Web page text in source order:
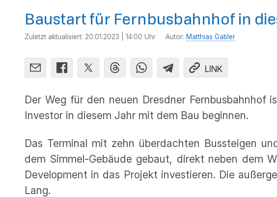
Baustart für Fernbusbahnhof in
Zuletzt aktualisiert: 20.01.2023 | 14:00 Uhr Autor: Matthias Gabler
LINK
Der Weg für den neuen Dresdner
Investor in diesem Jahr mit dem Bau beginnen.
Das Terminal mit zehn überdachten Bussteigen
dem Simmel-Gebäude gebaut, direkt neben dem
Development in das Projekt investieren. Die
Lang.